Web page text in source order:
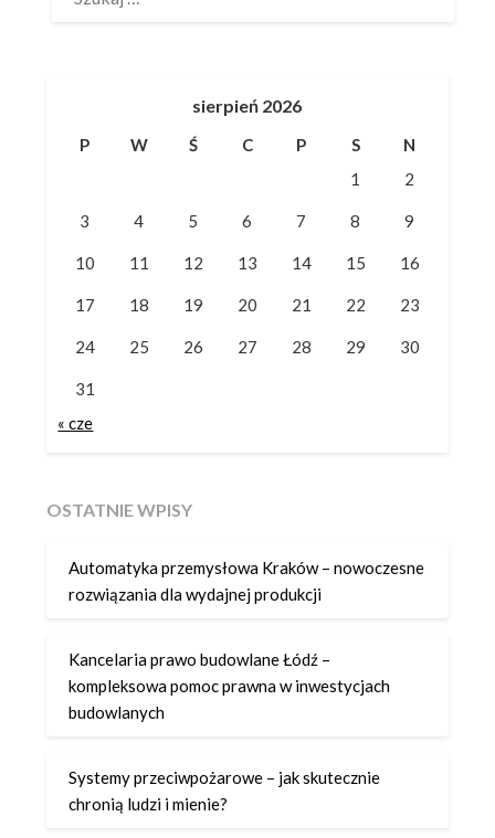
sierpień 2026
P W Ś C P S
N
1
2
3 4 5 6 7 8 9
10 11 12 13 14 15 16
17 18 19 20 21 22 23
24 25 26 27 28 29 30
31
« cze
OSTATNIE WPISY
Automatyka przemysłowa Kraków – nowoczesne
rozwiązania dla wydajnej produkcji
Kancelaria prawo budowlane Łódź –
kompleksowa pomoc prawna w inwestycjach
budowlanych
Systemy przeciwpożarowe – jak skutecznie
chronią ludzi i mienie?